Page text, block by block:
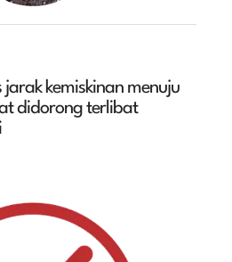
kemiskinan menuju
didorong terlibat